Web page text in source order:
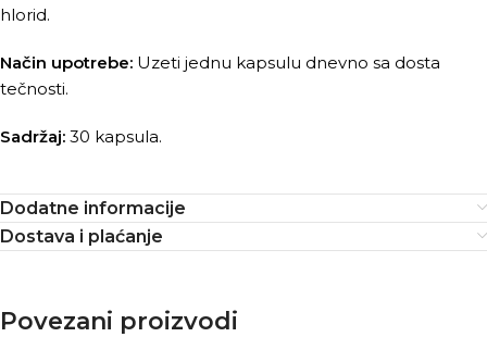
hlorid.
Način upotrebe: Uzeti jednu kapsulu dnevno sa dosta
tečnosti.
Sadržaj: 30 kapsula.
Dodatne informacije
Dostava i plaćanje
Povezani proizvodi